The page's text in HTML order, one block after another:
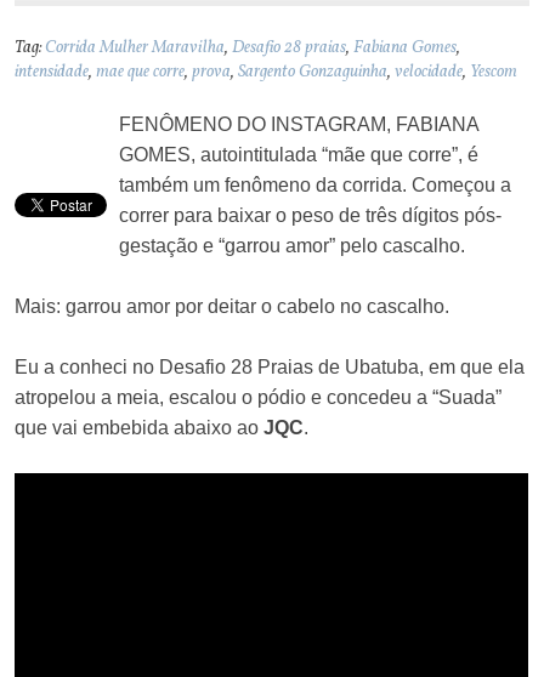
Tag:Corrida Mulher Maravilha,Desafio 28 praias,Fabiana Gomes,
intensidade,mae que corre,prova,Sargento Gonzaguinha,velocidade, Yescom
FENÔMENO DO INSTAGRAM, FABIANA
GOMES, autointitulada “mãe que corre”, é
também um fenômeno da corrida. Começou a
correr para baixar o peso de três dígitos pós-
gestação e “garrou amor” pelo cascalho.
Mais: garrou amor por deitar o cabelo no cascalho.
Eu a conheci no Desafio 28 Praias de Ubatuba, em que ela
atropelou a meia, escalou o pódio e concedeu a “Suada”
que vai embebida abaixo aoJQC.